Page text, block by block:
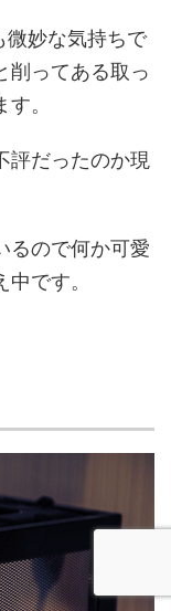
微妙な気持ちで
削ってある取っ
。
評だったのか現
るので何か可愛
です。